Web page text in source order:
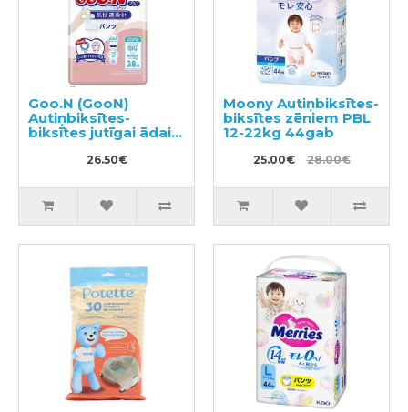
Goo.N (GooN)
Autiņbiksītes-
biksītes jutīgai ādai
26.50€
Moony Autiņbiksītes-
biksītes zēniem PBL
12-22kg 44gab
25.00€ 28.00€